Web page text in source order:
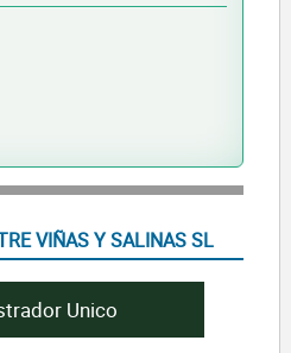
VIÑAS Y SALINAS SL
Unico